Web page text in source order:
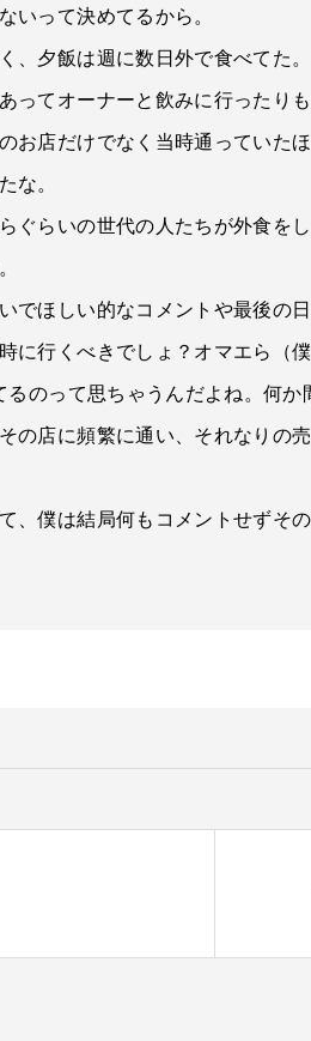
いって決めてるから。
夕飯は週に数日外で食べてた
ってオーナーと飲みに行ったりも
お店だけでなく当時通っていた
な。
ぐらいの世代の人たちが外食を
でほしい的なコメントや最後の
に行くべきでしょ？オマエら（
のって思ちゃうんだよね。何か
の店に頻繁に通い、それなりの
僕は結局何もコメントせずそ